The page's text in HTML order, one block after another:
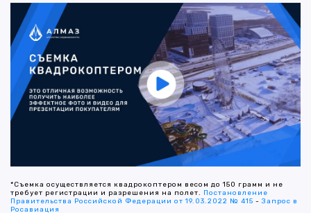
*Съемка осуществляется квадрокоптером весом до 150 грамм и не
требует регистрации и разрешения на полет. Постановление
Правительства Российской Федерации от 19.03.2022 № 415 -Запрос в
Росавиация